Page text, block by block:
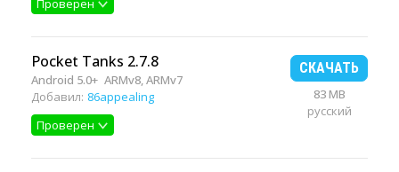
Pocket Tanks 2.7.8
Android 5.0+ ARMv8, ARMv7
Добавил: 86appealing
Проверен
СКАЧАТЬ
83 MB
русский